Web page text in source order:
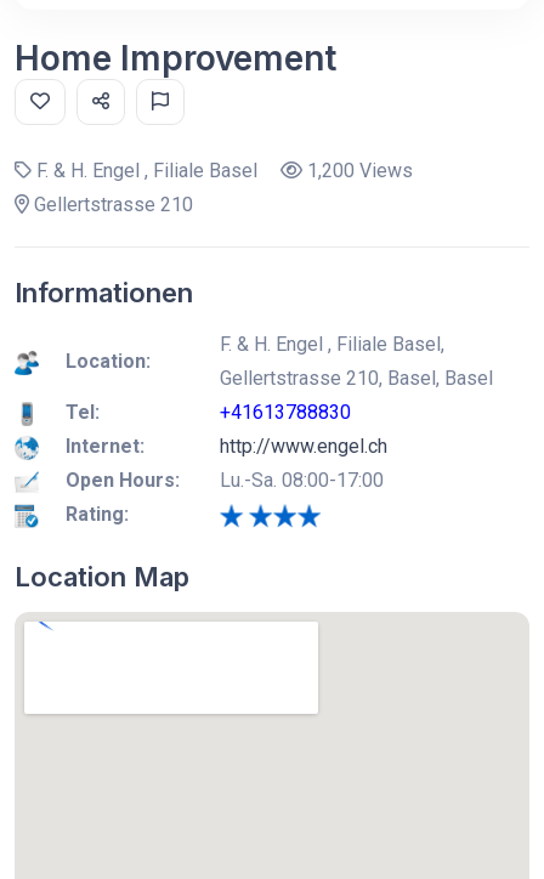
Home Improvement
F. & H. Engel , Filiale Basel
1,200 Views
Gellertstrasse 210
Informationen
Location:
F. & H. Engel , Filiale Basel,
Gellertstrasse 210, Basel, Basel
Tel:
+41613788830
Internet:
http://www.engel.ch
Open Hours:
Lu.-Sa. 08:00-17:00
Rating:
Location Map